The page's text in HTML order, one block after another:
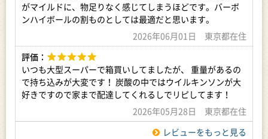
がマイルドに、物足りなく感じてしまうほどです。バーボ
ンハイボールの割ものとしては最適だと思います。
2026年06月01日 東京都在住
評価：
いつも大型スーパーで箱買いしてましたが、 重量があるの
で持ち込みが大変です！ 炭酸の中ではウイルキンソンが大
好きですので家まで配達してくれるしでリピしてます！
2026年05月28日 東京都在住
レビューをもっと見る